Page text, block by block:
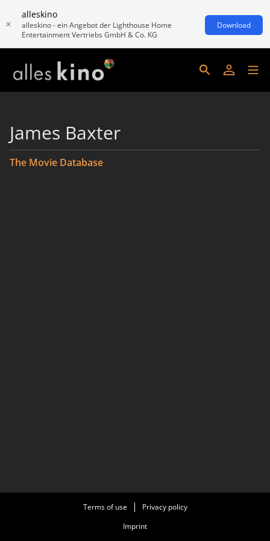
alleskino
alleskino - ein Angebot der Lighthouse Home
Entertainment Vertriebs GmbH & Co. KG
Download
James Baxter
The Movie Database
Terms of use
Privacy policy
Imprint